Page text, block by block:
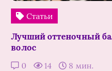
Статьи
Лучший оттеночный
волос
0 14 8 мин.